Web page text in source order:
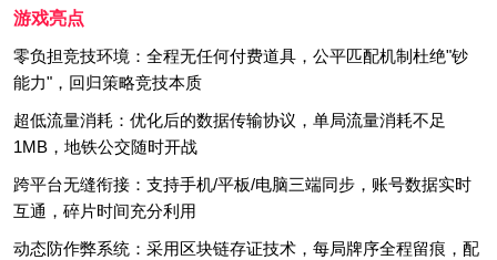
游戏亮点
零负担竞技环境：全程无任何付费道具，公平匹配机制杜绝"钞
能力"，回归策略竞技本质
超低流量消耗：优化后的数据传输协议，单局流量消耗不足
1MB，地铁公交随时开战
跨平台无缝衔接：支持手机/平板/电脑三端同步，账号数据实时
互通，碎片时间充分利用
动态防作弊系统：采用区块链存证技术，每局牌序全程留痕，配